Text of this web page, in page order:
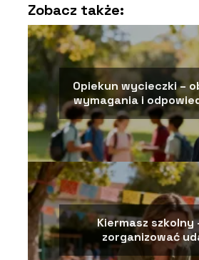
Zobacz także:
Opiekun wycieczki –
wymagania i
Kiermasz szkolny
zorganizować
wydarzenie?